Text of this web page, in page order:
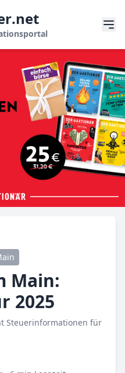
.net
Main:
2025
Steuerinformationen für